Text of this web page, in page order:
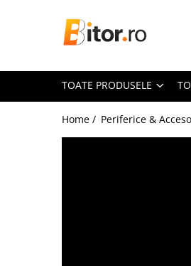
Toate Produsele
Laptop-uri Gaming
Laptop-uri Workstation
TOATE PRODUSELE
Home / Periferice &